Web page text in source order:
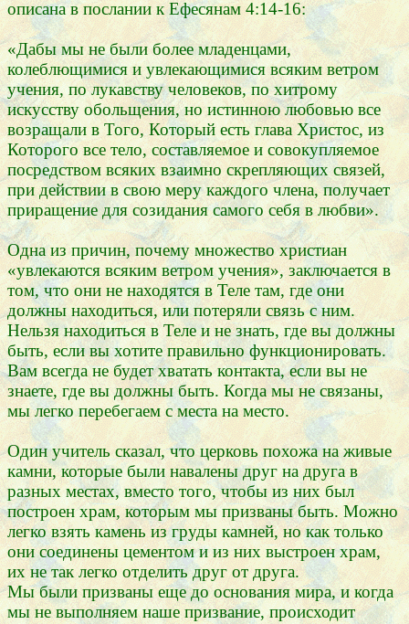
описана в послании к Ефесянам 4:14-16:
«Дабы мы не были более младенцами,
колеблющимися и увлекающимися всяким ветром
учения, по лукавству человеков, по хитрому
искусству обольщения, но истинною любовью все
возращали в Того, Который есть глава Христос, из
Которого все тело, составляемое и совокупляемое
посредством всяких взаимно скрепляющих связей,
при действии в свою меру каждого члена, получает
приращение для созидания самого себя в любви».
Одна из причин, почему множество христиан
«увлекаются всяким ветром учения», заключается в
том, что они не находятся в Теле там, где они
должны находиться, или потеряли связь с ним.
Нельзя находиться в Теле и не знать, где вы должны
быть, если вы хотите правильно функционировать.
Вам всегда не будет хватать контакта, если вы не
знаете, где вы должны быть. Когда мы не связаны,
мы легко перебегаем с места на место.
Один учитель сказал, что церковь похожа на живые
камни, которые были навалены друг на друга в
разных местах, вместо того, чтобы из них был
построен храм, которым мы призваны быть. Можно
легко взять камень из груды камней, но как только
они соединены цементом и из них выстроен храм,
их не так легко отделить друг от друга.
Мы были призваны еще до основания мира, и когда
мы не выполняем наше призвание, происходит